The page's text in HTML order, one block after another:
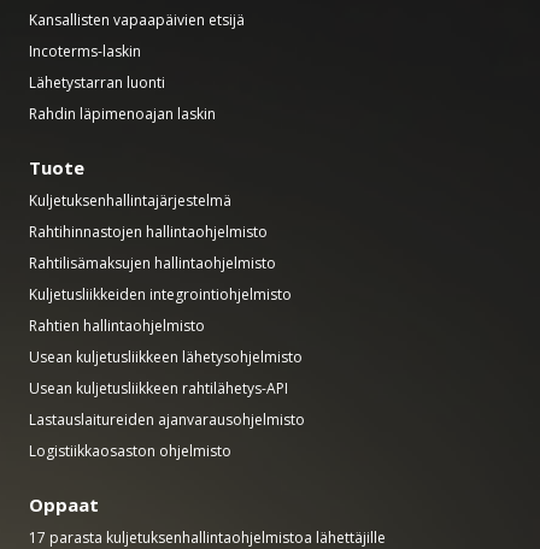
Kansallisten vapaapäivien etsijä
Incoterms-laskin
Lähetystarran luonti
Rahdin läpimenoajan laskin
Tuote
Kuljetuksenhallintajärjestelmä
Rahtihinnastojen hallintaohjelmisto
Rahtilisämaksujen hallintaohjelmisto
Kuljetusliikkeiden integrointiohjelmisto
Rahtien hallintaohjelmisto
Usean kuljetusliikkeen lähetysohjelmisto
Usean kuljetusliikkeen rahtilähetys-API
Lastauslaitureiden ajanvarausohjelmisto
Logistiikkaosaston ohjelmisto
Oppaat
17 parasta kuljetuksenhallintaohjelmistoa lähettäjille